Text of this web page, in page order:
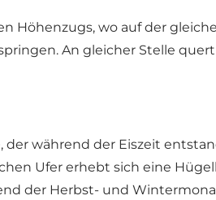
Höhenzugs, wo auf der
An gleicher Stelle
der während der Eiszeit
Ufer erhebt sich eine
der Herbst- und